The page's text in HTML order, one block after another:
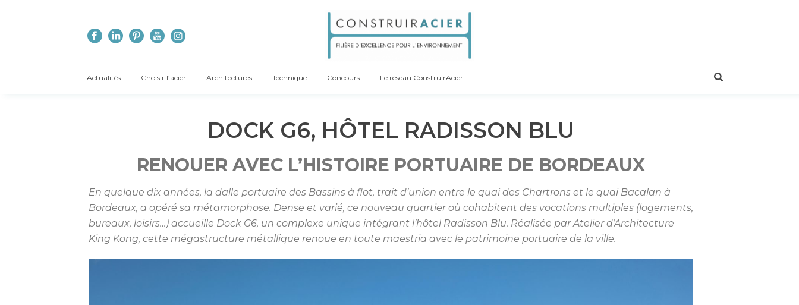
Actualités Choisir l’acier Architectures Technique Concours Le réseau ConstruirAcier
DOCK G6, HÔTEL RADISSON BLU
RENOUER AVEC L’HISTOIRE PORTUAIRE DE BORDEAUX
En quelque dix années, la dalle portuaire des Bassins à flot, trait d’union entre le quai des Chartrons et le quai Bacalan à
Bordeaux, a opéré sa métamorphose. Dense et varié, ce nouveau quartier où cohabitent des vocations multiples (logements,
bureaux, loisirs…) accueille Dock G6, un complexe unique intégrant l’hôtel Radisson Blu. Réalisée par Atelier d’Architecture
King Kong, cette mégastructure métallique renoue en toute maestria avec le patrimoine portuaire de la ville.